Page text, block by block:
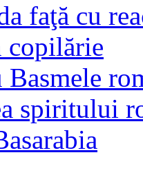
faţă cu
Basmele
spiritului